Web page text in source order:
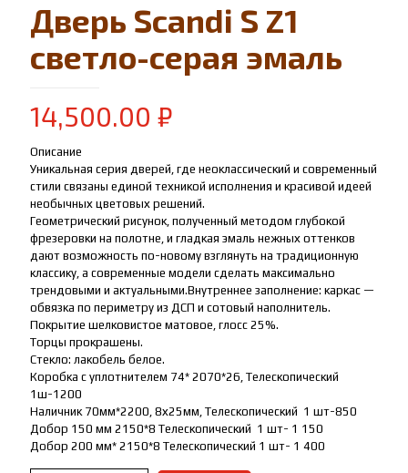
Дверь Scandi S Z1
светло-серая эмаль
14,500.00 ₽
Описание
Уникальная серия дверей, где неоклассический и современный
стили связаны единой техникой исполнения и красивой идеей
необычных цветовых решений.
Геометрический рисунок, полученный методом глубокой
фрезеровки на полотне, и гладкая эмаль нежных оттенков
дают возможность по-новому взглянуть на традиционную
классику, а современные модели сделать максимально
трендовыми и актуальными.Внутреннее заполнение: каркас —
обвязка по периметру из ДСП и сотовый наполнитель.
Покрытие шелковистое матовое, глосс 25%.
Торцы прокрашены.
Стекло: лакобель белое.
Коробка с уплотнителем 74* 2070*26, Телескопический
1ш-1200
Наличник 70мм*2200, 8х25мм, Телескопический 1 шт-850
Добор 150 мм 2150*8 Телескопический 1 шт- 1 150
Добор 200 мм* 2150*8 Телескопический 1 шт- 1 400